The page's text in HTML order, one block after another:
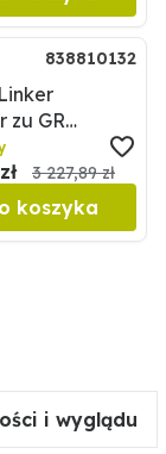
838810132
zu GR
vor 20
3 227,89 zł
koszyka
i wyglądu